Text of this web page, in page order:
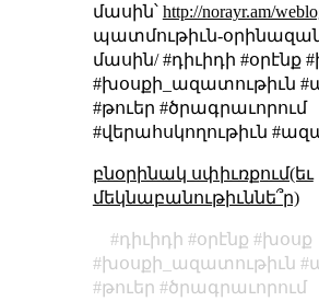
մասին՝ http://norayr.am/
պատմութիւն-
մասին/ #դիւիդի #օրէնք
#խօսքի_ազատութիւն
#թուեր #ծրագրաւորում
#վերահսկողութիւն
բնօրինակ սփիւռքում(եւ
մեկնաբանութիւննե՞ր)
դիւիդի օրէնք
խօսք
խօսքի_ազատութիւն
թուեր
ծրագրաւորում